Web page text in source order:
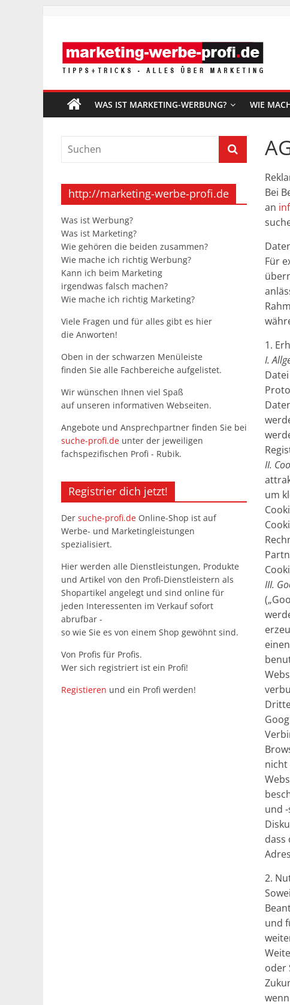
springen
http://marketing-
werbe-
TIPPS
TRICKS
ALLES
ÜBER
MARKETING
WAS IST MARKETING-WERBUNG? WIE
Bei
an
Für
1.
I.
II.
um
III.
nicht
und
dass
2.
und
oder
http://marketing-werbe-profi.de
Was ist Werbung?
Was ist Marketing?
Wie gehören die beiden zusammen?
Wie mache ich richtig Werbung?
Kann ich beim Marketing
irgendwas falsch machen?
Wie mache ich richtig Marketing?
Viele Fragen und für alles gibt es hier
die Anworten!
Oben in der schwarzen Menüleiste
finden Sie alle Fachbereiche aufgelistet.
Wir wünschen Ihnen viel Spaß
auf unseren informativen Webseiten.
Angebote und Ansprechpartner finden Sie bei
suche-profi.de unter der jeweiligen
fachspezifischen Profi - Rubik.
Registrier dich jetzt!
Der suche-profi.de Online-Shop ist auf
Werbe- und Marketingleistungen
spezialisiert.
Hier werden alle Dienstleistungen, Produkte
und Artikel von den Profi-Dienstleistern als
Shopartikel angelegt und sind online für
jeden Interessenten im Verkauf sofort
abrufbar -
so wie Sie es von einem Shop gewöhnt sind.
Von Profis für Profis.
Wer sich registriert ist ein Profi!
Registieren und ein Profi werden!